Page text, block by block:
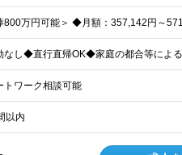
トワーク相談可能
以内